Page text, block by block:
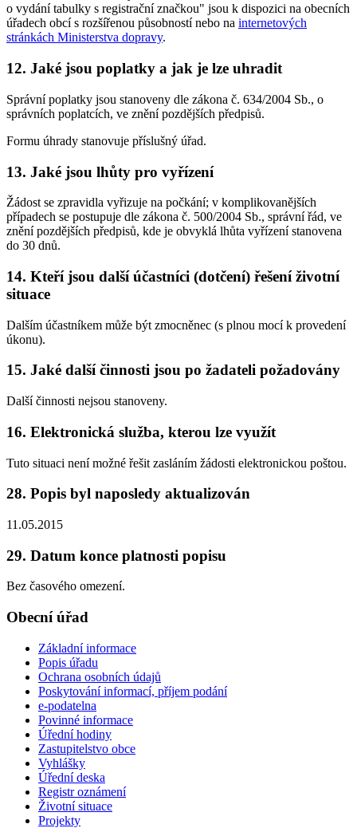
o vydání tabulky s registrační značkou" jsou k dispozici na obecních
úřadech obcí s rozšířenou působností nebo na internetových
stránkách Ministerstva dopravy.
12. Jaké jsou poplatky a jak je lze uhradit
Správní poplatky jsou stanoveny dle zákona č. 634/2004 Sb., o
správních poplatcích, ve znění pozdějších předpisů.
Formu úhrady stanovuje příslušný úřad.
13. Jaké jsou lhůty pro vyřízení
Žádost se zpravidla vyřizuje na počkání; v komplikovanějších
případech se postupuje dle zákona č. 500/2004 Sb., správní řád, ve
znění pozdějších předpisů, kde je obvyklá lhůta vyřízení stanovena
do 30 dnů.
14. Kteří jsou další účastníci (dotčení) řešení životní
situace
Dalším účastníkem může být zmocněnec (s plnou mocí k provedení
úkonu).
15. Jaké další činnosti jsou po žadateli požadovány
Další činnosti nejsou stanoveny.
16. Elektronická služba, kterou lze využít
Tuto situaci není možné řešit zasláním žádosti elektronickou poštou.
28. Popis byl naposledy aktualizován
11.05.2015
29. Datum konce platnosti popisu
Bez časového omezení.
Obecní úřad
Základní informace
Popis úřadu
Ochrana osobních údajů
Poskytování informací, příjem podání
e-podatelna
Povinné informace
Úřední hodiny
Zastupitelstvo obce
Vyhlášky
Úřední deska
Registr oznámení
Životní situace
Projekty